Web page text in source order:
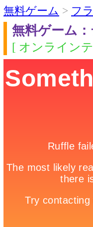
無料ゲーム > フ
無料ゲーム
[ オンライン